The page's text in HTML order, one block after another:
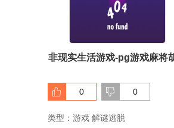
非现实生活游戏-pg游戏麻将
0 0
类型：游戏 解谜逃脱